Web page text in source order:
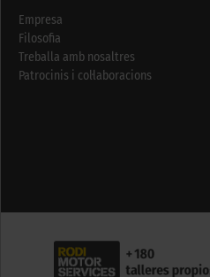
Empresa
Filosofia
Treballa amb nosaltres
Patrocinis i col·laboracions